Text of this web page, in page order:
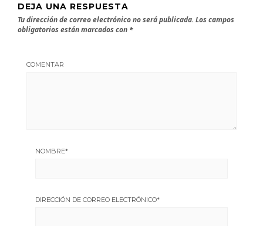
DEJA UNA RESPUESTA
Tu dirección de correo electrónico no será publicada. Los campos
obligatorios están marcados con *
COMENTAR
NOMBRE*
DIRECCIÓN DE CORREO ELECTRÓNICO*